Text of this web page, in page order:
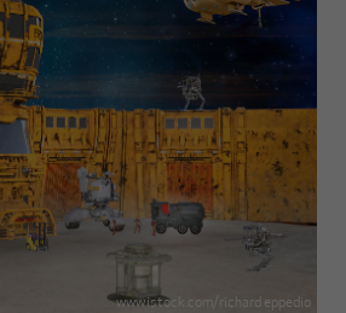
www.istock.com/richard eppedio